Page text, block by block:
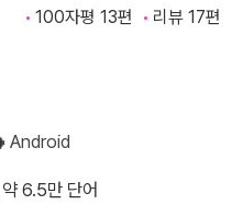
100자평 13편 리뷰 17편
Android
6.5만 단어